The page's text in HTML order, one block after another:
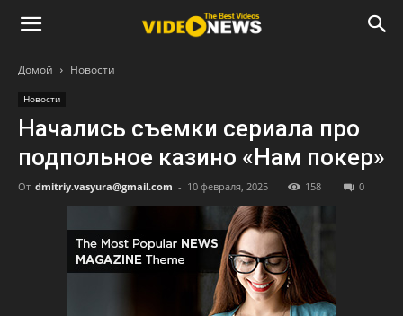
Домой Новости
Новости
Начались съемки сериала про
подпольное казино «Нам покер»
От dmitriy.vasyura@gmail.com - 10 февраля, 2025 158 0